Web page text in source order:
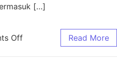
[…]
Off Read More